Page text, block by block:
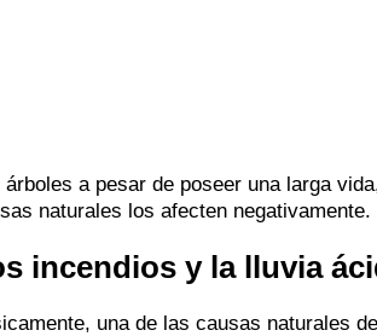
árboles a pesar de poseer una larga
naturales los afecten negativamente.
incendios y la lluvia
una de las causas naturales